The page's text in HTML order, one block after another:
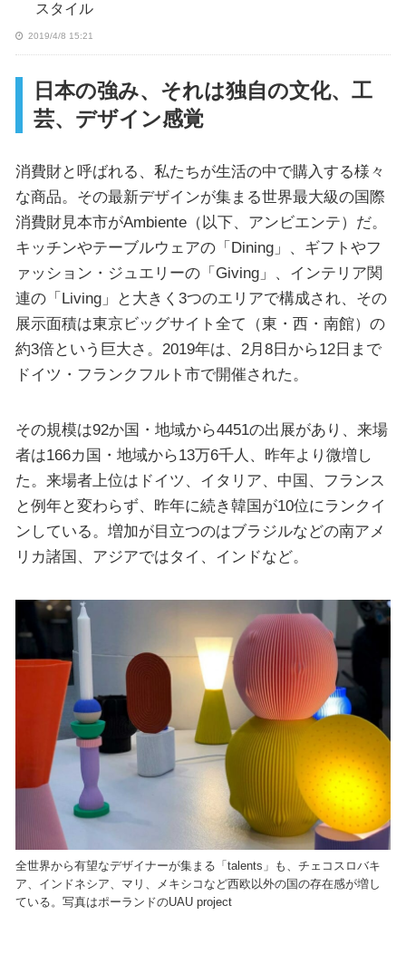
スタイル
2019/4/8 15:21
日本の強み、それは独自の文化、工
芸、デザイン感覚
消費財と呼ばれる、私たちが生活の中で購入する様々
な商品。その最新デザインが集まる世界最大級の国際
消費財見本市がAmbiente（以下、アンビエンテ）だ。
キッチンやテーブルウェアの「Dining」、ギフトやフ
ァッション・ジュエリーの「Giving」、インテリア関
連の「Living」と大きく3つのエリアで構成され、その
展示面積は東京ビッグサイト全て（東・西・南館）の
約3倍という巨大さ。2019年は、2月8日から12日まで
ドイツ・フランクフルト市で開催された。
その規模は92か国・地域から4451の出展があり、来場
者は166カ国・地域から13万6千人、昨年より微増し
た。来場者上位はドイツ、イタリア、中国、フランス
と例年と変わらず、昨年に続き韓国が10位にランクイ
ンしている。増加が目立つのはブラジルなどの南アメ
リカ諸国、アジアではタイ、インドなど。
全世界から有望なデザイナーが集まる「talents」も、チェコスロバキ
ア、インドネシア、マリ、メキシコなど西欧以外の国の存在感が増し
ている。写真はポーランドのUAU project